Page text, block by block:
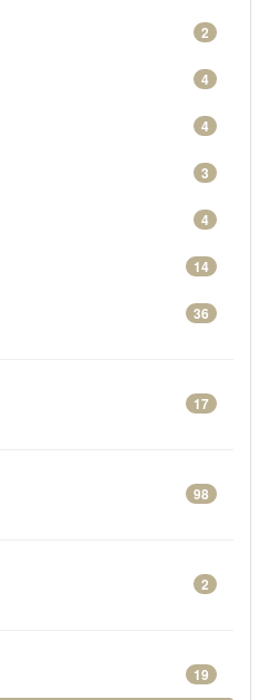
2
4
4
3
4
14
36
17
98
2
19